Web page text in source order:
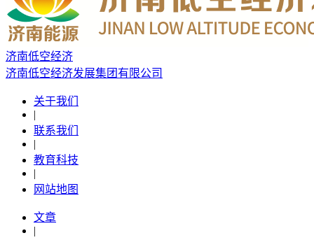
济南低空经济
济南低空经济发展集团有限公司
关于我们
|
联系我们
|
教育科技
|
网站地图
文章
|